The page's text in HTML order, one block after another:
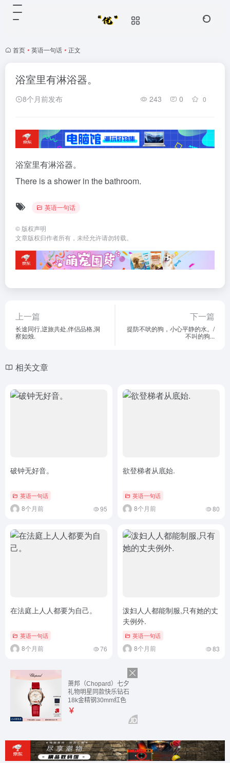
首页 • 英语一句话 • 正文
浴室里有淋浴器。
8个月前发布 243 0 0
浴室里有淋浴器。
There is a shower in the bathroom.
英语一句话
© 版权声明
文章版权归作者所有，未经允许请勿转载。
上一篇
长途同行,逆旅共处,伴侣品格,洞
察如烛.
下一篇
提防不吠的狗，小心平静的水。/
不叫的狗...
相关文章
破钟无好音。
英语一句话
8个月前 95
欲登梯者从底始.
英语一句话
8个月前 80
在法庭上人人都要为自己。
英语一句话
8个月前 76
泼妇人人都能制服,只有她的丈
夫例外.
英语一句话
8个月前 83